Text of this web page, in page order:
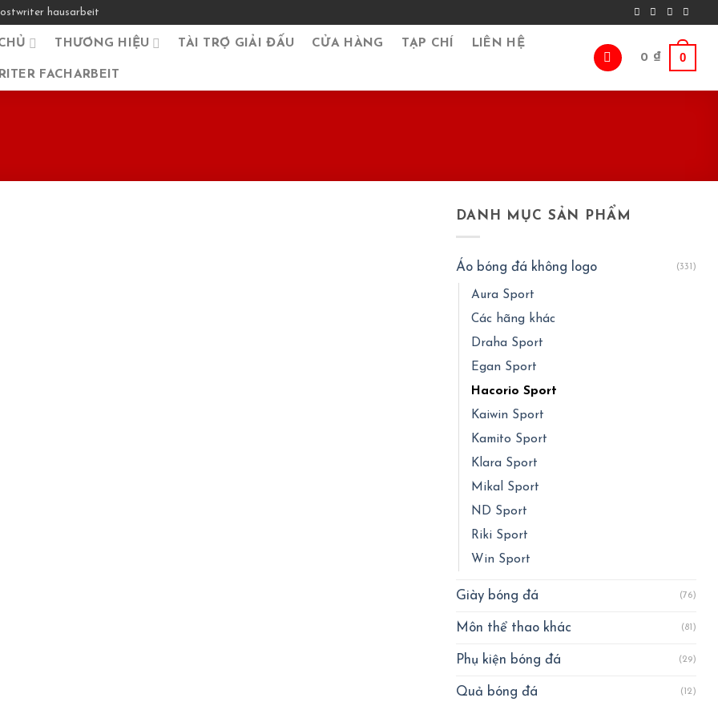
hausarbeit
THƯƠNG HIỆU TÀI TRỢ GIẢI ĐẤU CỬA HÀNG TẠP CHÍ LIÊN HỆ
FACHARBEIT
0 ₫ 0
DANH MỤC SẢN PHẨM
Áo bóng đá không logo (331)
Aura Sport
Các hãng khác
Draha Sport
Egan Sport
Hacorio Sport
Kaiwin Sport
Kamito Sport
Klara Sport
Mikal Sport
ND Sport
Riki Sport
Win Sport
Giày bóng đá (76)
Môn thể thao khác (81)
Phụ kiện bóng đá (29)
Quả bóng đá (12)